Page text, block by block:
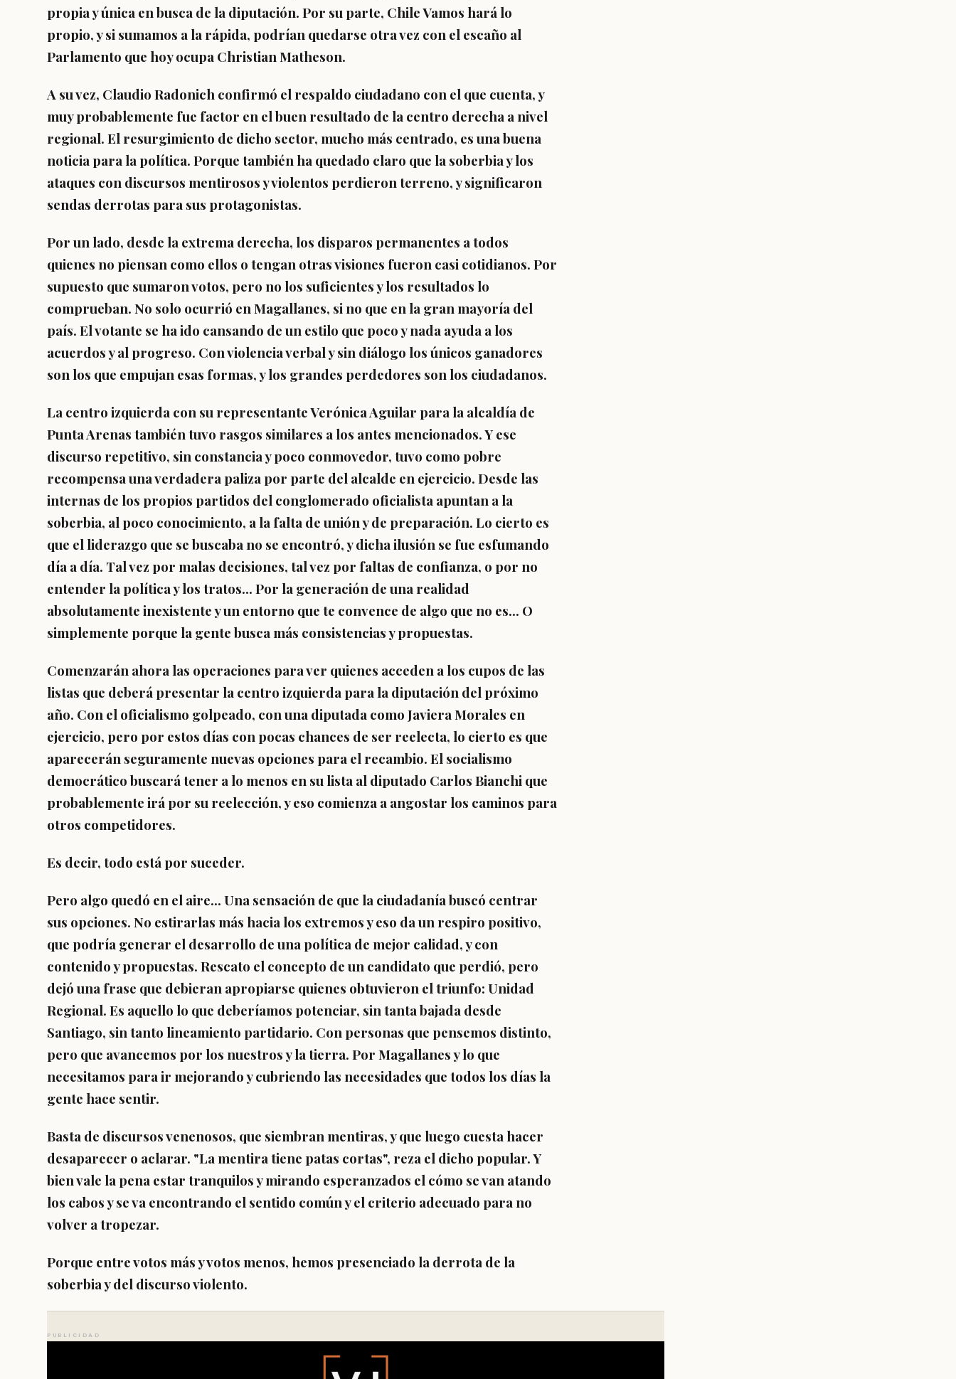
propia y única en busca de la diputación. Por su parte, Chile Vamos hará lo
propio, y si sumamos a la rápida, podrían quedarse otra vez con el escaño al
Parlamento que hoy ocupa Christian Matheson.
A su vez, Claudio Radonich confirmó el respaldo ciudadano con el que cuenta, y
muy probablemente fue factor en el buen resultado de la centro derecha a nivel
regional. El resurgimiento de dicho sector, mucho más centrado, es una buena
noticia para la política. Porque también ha quedado claro que la soberbia y los
ataques con discursos mentirosos y violentos perdieron terreno, y significaron
sendas derrotas para sus protagonistas.
Por un lado, desde la extrema derecha, los disparos permanentes a todos
quienes no piensan como ellos o tengan otras visiones fueron casi cotidianos. Por
supuesto que sumaron votos, pero no los suficientes y los resultados lo
comprueban. No solo ocurrió en Magallanes, si no que en la gran mayoría del
país. El votante se ha ido cansando de un estilo que poco y nada ayuda a los
acuerdos y al progreso. Con violencia verbal y sin diálogo los únicos ganadores
son los que empujan esas formas, y los grandes perdedores son los ciudadanos.
La centro izquierda con su representante Verónica Aguilar para la alcaldía de
Punta Arenas también tuvo rasgos similares a los antes mencionados. Y ese
discurso repetitivo, sin constancia y poco conmovedor, tuvo como pobre
recompensa una verdadera paliza por parte del alcalde en ejercicio. Desde las
internas de los propios partidos del conglomerado oficialista apuntan a la
soberbia, al poco conocimiento, a la falta de unión y de preparación. Lo cierto es
que el liderazgo que se buscaba no se encontró, y dicha ilusión se fue esfumando
día a día. Tal vez por malas decisiones, tal vez por faltas de confianza, o por no
entender la política y los tratos... Por la generación de una realidad
absolutamente inexistente y un entorno que te convence de algo que no es... O
simplemente porque la gente busca más consistencias y propuestas.
Comenzarán ahora las operaciones para ver quienes acceden a los cupos de las
listas que deberá presentar la centro izquierda para la diputación del próximo
año. Con el oficialismo golpeado, con una diputada como Javiera Morales en
ejercicio, pero por estos días con pocas chances de ser reelecta, lo cierto es que
aparecerán seguramente nuevas opciones para el recambio. El socialismo
democrático buscará tener a lo menos en su lista al diputado Carlos Bianchi que
probablemente irá por su reelección, y eso comienza a angostar los caminos para
otros competidores.
Es decir, todo está por suceder.
Pero algo quedó en el aire... Una sensación de que la ciudadanía buscó centrar
sus opciones. No estirarlas más hacia los extremos y eso da un respiro positivo,
que podría generar el desarrollo de una política de mejor calidad, y con
contenido y propuestas. Rescato el concepto de un candidato que perdió, pero
dejó una frase que debieran apropiarse quienes obtuvieron el triunfo: Unidad
Regional. Es aquello lo que deberíamos potenciar, sin tanta bajada desde
Santiago, sin tanto lineamiento partidario. Con personas que pensemos distinto,
pero que avancemos por los nuestros y la tierra. Por Magallanes y lo que
necesitamos para ir mejorando y cubriendo las necesidades que todos los días la
gente hace sentir.
Basta de discursos venenosos, que siembran mentiras, y que luego cuesta hacer
desaparecer o aclarar. "La mentira tiene patas cortas", reza el dicho popular. Y
bien vale la pena estar tranquilos y mirando esperanzados el cómo se van atando
los cabos y se va encontrando el sentido común y el criterio adecuado para no
volver a tropezar.
Porque entre votos más y votos menos, hemos presenciado la derrota de la
soberbia y del discurso violento.
PUBLICIDAD